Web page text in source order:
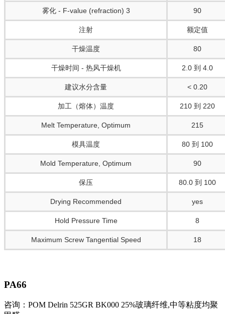
雾化 - F-value (refraction) 3 90
注射 额定值
干燥温度 80
干燥时间 - 热风干燥机 2.0 到 4.0
建议水分含量 < 0.20
加工（熔体）温度 210 到 220
Melt Temperature, Optimum 215
模具温度 80 到 100
Mold Temperature, Optimum 90
保压 80.0 到 100
Drying Recommended yes
Hold Pressure Time 8
Maximum Screw Tangential Speed 18
PA66
咨询：POM Delrin 525GR BK000 25%玻璃纤维,中等粘度均聚